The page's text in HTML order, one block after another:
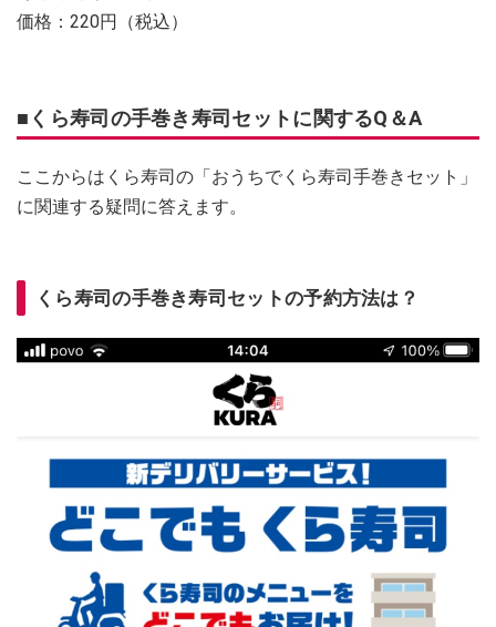
価格：220円（税込）
■くら寿司の手巻き寿司セットに関するQ＆A
ここからはくら寿司の「おうちでくら寿司手巻きセット」
に関連する疑問に答えます。
くら寿司の手巻き寿司セットの予約方法は？